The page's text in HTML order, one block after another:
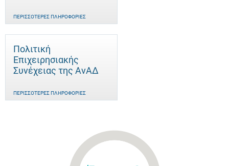
ΠΕΡΙΣΣΌΤΕΡΕΣ ΠΛΗΡΟΦΟΡΊΕΣ
Πολιτική
Επιχειρησιακής
Συνέχειας της ΑνΑΔ
ΠΕΡΙΣΣΌΤΕΡΕΣ ΠΛΗΡΟΦΟΡΊΕΣ